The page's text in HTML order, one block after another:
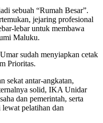
sebuah “Rumah Besar”.
jejaring profesional
lebar untuk membawa
Maluku.
sudah menyiapkan cetak
Prioritas.
sekat antar-angkatan,
solid, IKA Unidar
dan pemerintah, serta
pelatihan dan